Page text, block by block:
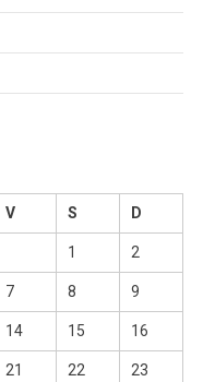
V S D
1 2
7 8 9
14 15 16
21 22 23